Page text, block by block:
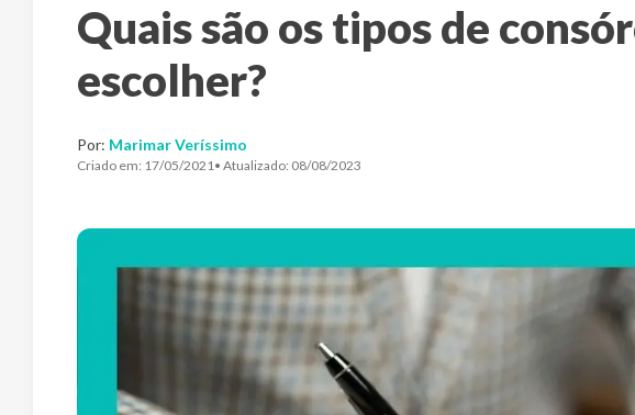
Quais são os tipos de
escolher?
Por: Marimar Veríssimo
Criado em: 17/05/2021• Atualizado: 08/08/2023